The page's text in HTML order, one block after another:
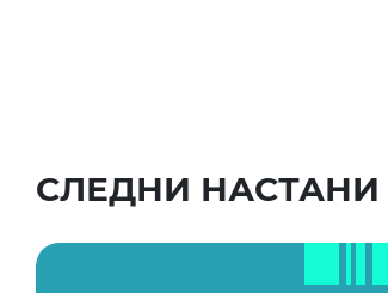
СЛЕДНИ НАСТАНИ